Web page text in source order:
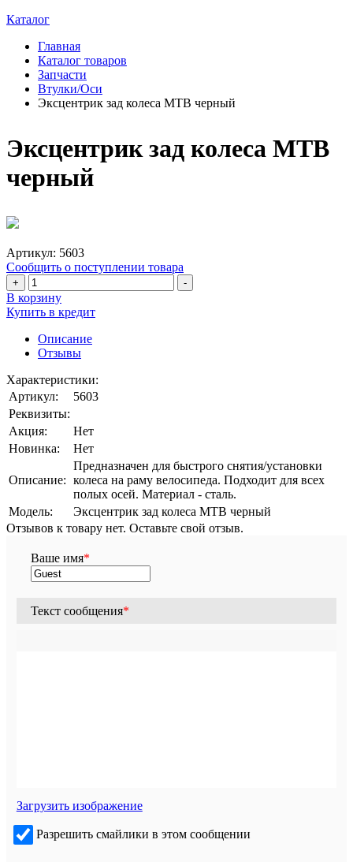
Каталог
Главная
Каталог товаров
Запчасти
Втулки/Оси
Эксцентрик зад колеса MTB черный
Эксцентрик зад колеса MTB
черный
Артикул: 5603
Сообщить о поступлении товара
+ -
В корзину
Купить в кредит
Описание
Отзывы
Характеристики:
Артикул:
5603
Реквизиты:
Акция:
Нет
Новинка:
Нет
Описание:
Предназначен для быстрого снятия/установки
колеса на раму велосипеда. Подходит для всех
полых осей. Материал - сталь.
Модель:
Эксцентрик зад колеса MTB черный
Отзывов к товару нет. Оставьте свой отзыв.
Ваше имя*
Текст сообщения*
Загрузить изображение
Разрешить смайлики в этом сообщении